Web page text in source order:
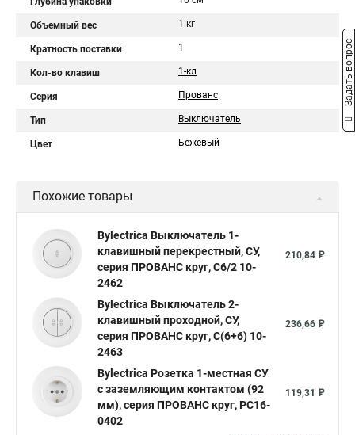
Объемный вес 1 кг
Кратность поставки 1
Кол-во клавиш 1-кл
Серия Прованс
Тип Выключатель
Цвет Бежевый
Похожие товары
Bylectrica Выключатель 1-
клавишный перекрестный, СУ,
серия ПРОВАНС круг, С6/2 10-
2462
210,84 ₽
Bylectrica Выключатель 2-
клавишный проходной, СУ,
серия ПРОВАНС круг, С(6+6) 10-
2463
236,66 ₽
Bylectrica Розетка 1-местная СУ
с заземляющим контактом (92
мм), серия ПРОВАНС круг, РС16-
0402
119,31 ₽
Задать вопрос